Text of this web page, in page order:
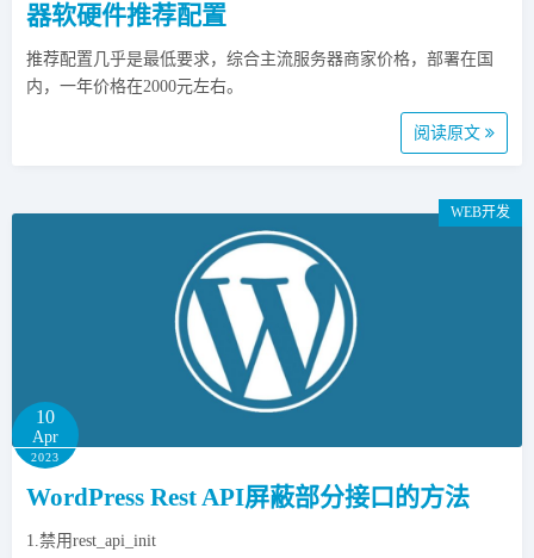
器软硬件推荐配置
推荐配置几乎是最低要求，综合主流服务器商家价格，部署在国
内，一年价格在2000元左右。
阅读原文
WEB开发
10
Apr
2023
WordPress Rest API屏蔽部分接口的方法
1.禁用rest_api_init